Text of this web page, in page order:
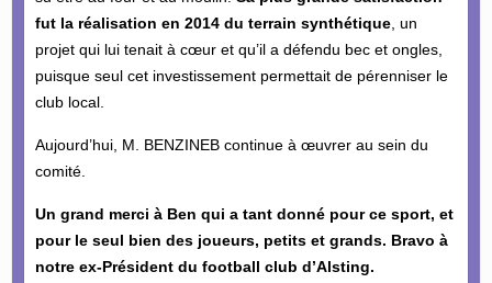
fut la réalisation en 2014 du terrain synthétique, un
projet qui lui tenait à cœur et qu’il a défendu bec et ongles,
puisque seul cet investissement permettait de pérenniser le
club local.
Aujourd’hui, M. BENZINEB continue à œuvrer au sein du
comité.
Un grand merci à Ben qui a tant donné pour ce sport, et
pour le seul bien des joueurs, petits et grands. Bravo à
notre ex-Président du football club d’Alsting.